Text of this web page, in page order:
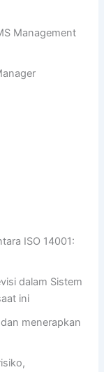
Management
ISO 14001:
dalam Sistem
ini
menerapkan